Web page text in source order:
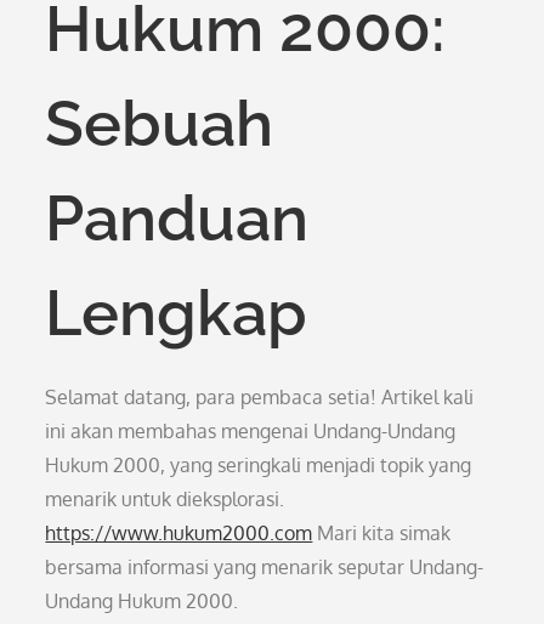
Hukum 2000:
Sebuah
Panduan
Lengkap
Selamat datang, para pembaca setia! Artikel kali
ini akan membahas mengenai Undang-Undang
Hukum 2000, yang seringkali menjadi topik yang
menarik untuk dieksplorasi.
https://www.hukum2000.com Mari kita simak
bersama informasi yang menarik seputar Undang-
Undang Hukum 2000.